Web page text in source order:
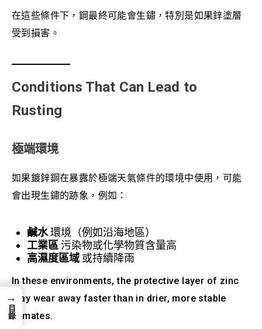
在這些條件下，鋼最終可能會生鏽，特別是如果鋅塗層
受到損害。
Conditions That Can Lead to
Rusting
極端環境
如果鍍鋅鋼在暴露於極端天氣條件的環境中使用，可能
會出現生鏽的跡象，例如：
鹹水環境（例如沿海地區）
工業區 污染物或化學物質含量高
高濕度區域 或持續降雨
In these environments, the protective layer of zinc
may wear away faster than in drier, more stable
climates.
→
目錄